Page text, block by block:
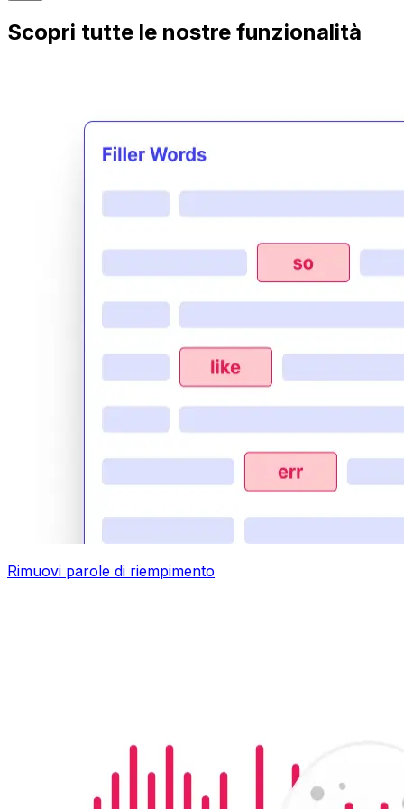
Scopri tutte le nostre funzionalità
Rimuovi parole di riempimento